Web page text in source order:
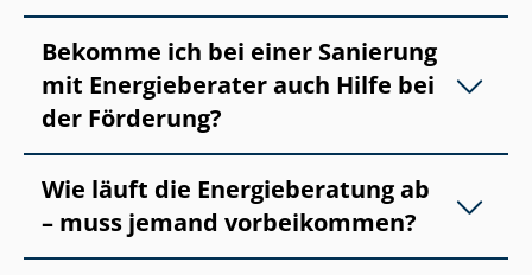
Bekomme ich bei einer Sanierung
mit Energieberater auch Hilfe bei
der Förderung?
Wie läuft die Energieberatung ab
– muss jemand vorbeikommen?